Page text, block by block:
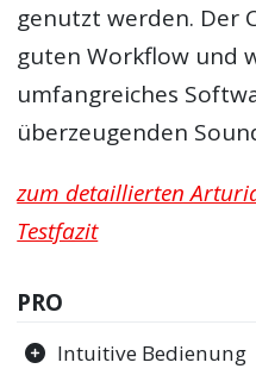
genutzt werden. Der
guten Workflow und
umfangreiches
überzeugenden
zum detaillierten
Testfazit
PRO
Intuitive Bedienung